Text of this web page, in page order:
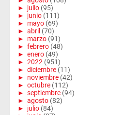
► julio (95)
► junio (111)
► mayo (69)
► abril (70)
► marzo (91)
► febrero (48)
► enero (49)
► 2022 (951)
► diciembre (11)
► noviembre (42)
► octubre (112)
► septiembre (94)
► agosto (82)
► julio (84)